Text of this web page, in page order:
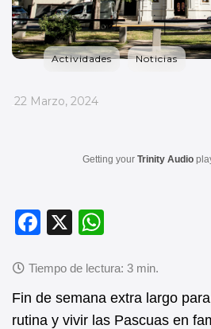
Actividades Noticias
_
22 Marzo, 2024
Getting your Trinity Audio
F
c
e
X
at
s
Fin de semana extra largo
rutina y vivir las Pascuas en